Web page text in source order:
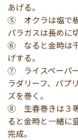
あげる。
⑤ オクラは塩で板
パラガスは長めに
⑥ なると金時は千
げする。
⑦ ライスペーパー
ラダリーフ、パプ
ズを巻く。
⑧ 生春巻きは３等
ると金時と一緒に
完成。